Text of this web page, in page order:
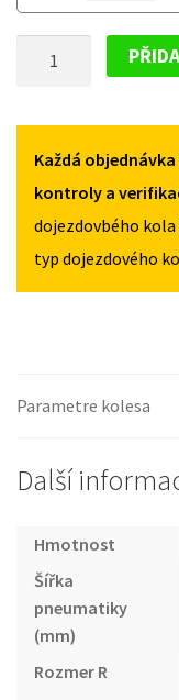
2007-
6
2007-
125/80R17
MNOŽSTVÍ
Každá
kontroly a
dojezdovbého kola
typ dojezdového
Parametre kolesa
Další
Hmotnost
Šířka
pneumatiky
(mm)
Rozmer R